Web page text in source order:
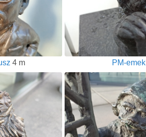
4 m PM-emek